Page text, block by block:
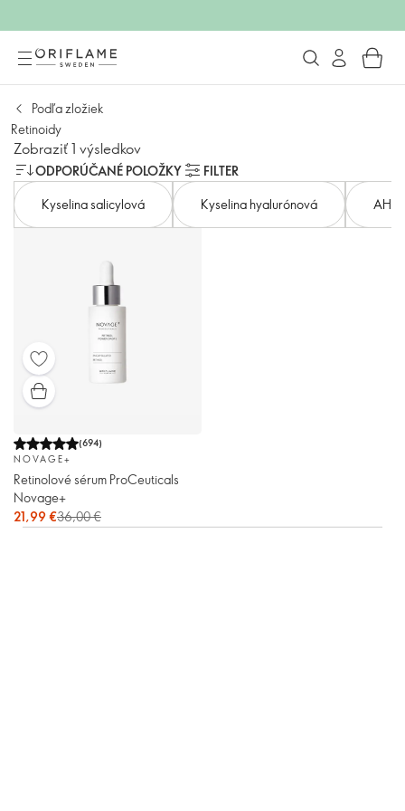
Podľa zložiek
Retinoidy
Zobraziť 1 výsledkov
ODPORÚČANÉ POLOŽKY
FILTER
Kyselina salicylová
Kyselina hyalurónová AHA
(694)
NOVAGE+
Retinolové sérum ProCeuticals
Novage+
21,99 €36,00 €